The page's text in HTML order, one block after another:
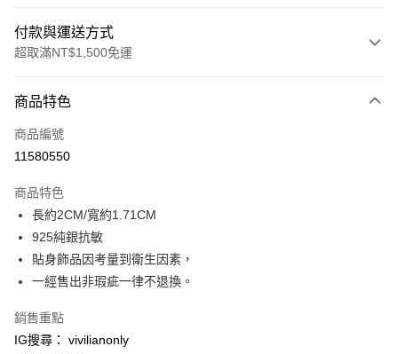
付款與運送方式
超取滿NT$1,500免運
信用卡一次付款
信用卡分期付款
合作金庫商業銀行
華南商業銀行
上海商業儲蓄銀行
國泰世華商業銀行
臺灣中小企業銀行
聯邦商業銀行
元大商業銀行
超商取貨付款
LINE Pay
Apple Pay
悠遊付
商品特色
商品編號
11580550
商品特色
長約2CM/寬約1.71CM
925純銀抗敏
貼身飾品因考量到衛生因素，
一經售出非瑕疵一律不退換。
銷售重點
IG搜尋： vivilianonly